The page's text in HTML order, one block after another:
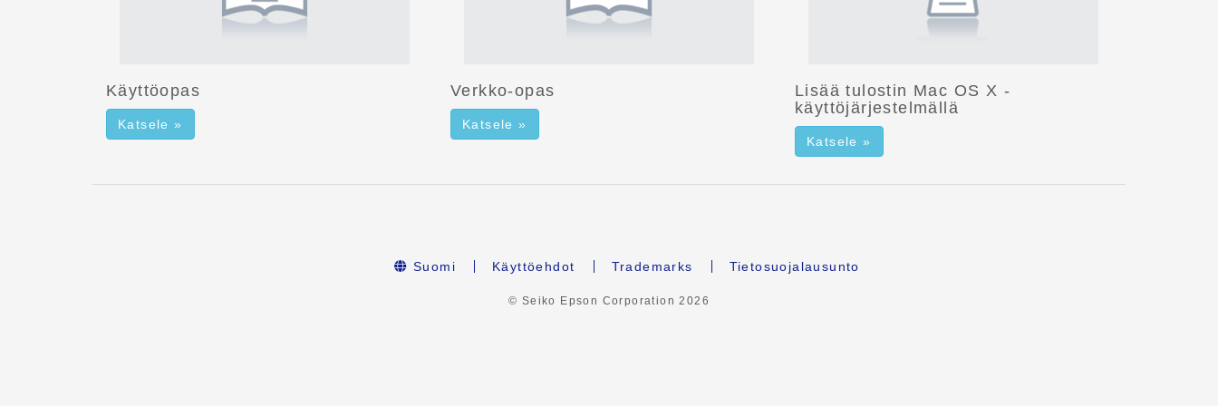
Käyttöopas
Katsele »
Verkko-opas
Katsele »
Lisää tulostin Mac OS X -
käyttöjärjestelmällä
Katsele »
Suomi Käyttöehdot Trademarks Tietosuojalausunto
© Seiko Epson Corporation 2026